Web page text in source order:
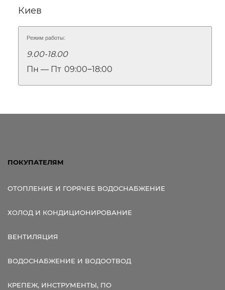
Киев
Режим работы:
9.00-18.00
Пн — Пт 09:00‒18:00
ПОКУПАТЕЛЯМ
ОТОПЛЕНИЕ И ГОРЯЧЕЕ ВОДОСНАБЖЕНИЕ
ХОЛОД И КОНДИЦИОНИРОВАНИЕ
ВЕНТИЛЯЦИЯ
ВОДОСНАБЖЕНИЕ И ВОДООТВОД
КРЕПЕЖ, ИНСТРУМЕНТЫ, ПО